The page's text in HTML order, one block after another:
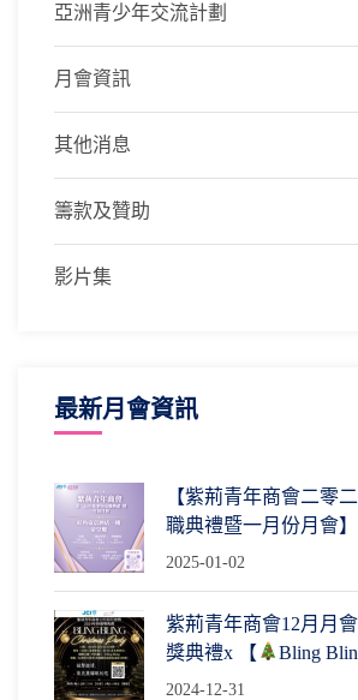
亞洲青少年交流計劃
月會資訊
其他消息
籌款及贊助
影片集
最新月會資訊
【紫荊青年商會二零
職典禮暨一月份月會】
2025-01-02
紫荊青年商會12月月
獎典禮x 【
Bling
2024-12-31